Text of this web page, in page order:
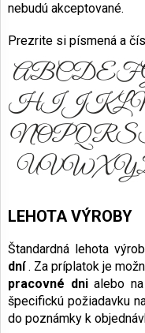
nebudú akceptované.
Prezrite si písmená a
LEHOTA VÝROBY
Štandardná lehota
dní. Za príplatok je
pracovné dnialebo na
špecifickú požiadavku
do poznámky k